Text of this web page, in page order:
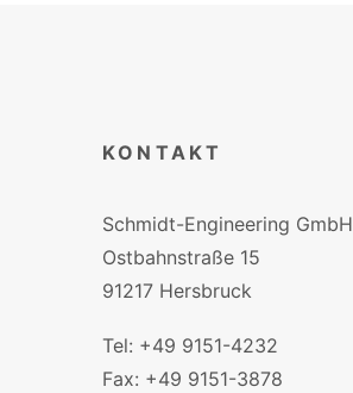
KONTAKT
Schmidt-Engineering GmbH
Ostbahnstraße 15
91217 Hersbruck
Tel: +49 9151-4232
Fax: +49 9151-3878